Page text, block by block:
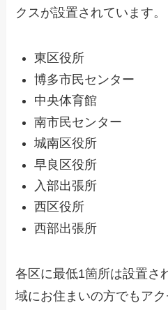
クスが設置されています。
東区役所
博多市民センター
中央体育館
南市民センター
城南区役所
早良区役所
入部出張所
西区役所
西部出張所
各区に最低1箇所は設置さ
域にお住まいの方でもア